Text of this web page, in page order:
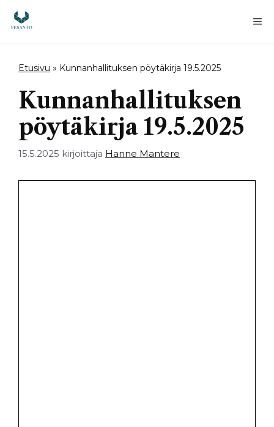
sisältöön
Etusivu » Kunnanhallituksen pöytäkirja 19.5.2025
Kunnanhallituksen
pöytäkirja 19.5.2025
15.5.2025 kirjoittaja Hanne Mantere